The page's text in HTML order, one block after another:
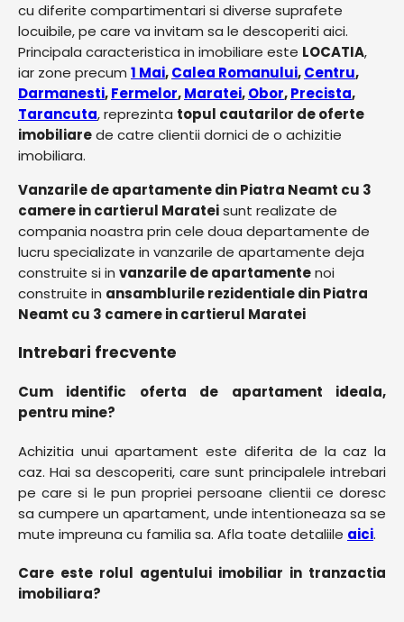
cu diferite compartimentari si diverse suprafete
locuibile, pe care va invitam sa le descoperiti aici.
Principala caracteristica in imobiliare este LOCATIA,
iar zone precum 1 Mai,Calea Romanului,Centru,
Darmanesti,Fermelor,Maratei,Obor,Precista,
Tarancuta, reprezinta topul cautarilor de oferte
imobiliarede catre clientii dornici de o achizitie
imobiliara.
Vanzarile de apartamente din Piatra Neamt cu 3
camere in cartierul Marateisunt realizate de
compania noastra prin cele doua departamente de
lucru specializate in vanzarile de apartamente deja
construite si in vanzarile de apartamentenoi
construite in ansamblurile rezidentiale din Piatra
Neamt cu 3 camere in cartierul Maratei
Intrebari frecvente
Cum identific oferta de apartament ideala,
pentru mine?
Achizitia unui apartament este diferita de la caz la
caz. Hai sa descoperiti, care sunt principalele intrebari
pe care si le pun propriei persoane clientii ce doresc
sa cumpere un apartament, unde intentioneaza sa se
mute impreuna cu familia sa. Afla toate detaliile aici.
Care este rolul agentului imobiliar in tranzactia
imobiliara?